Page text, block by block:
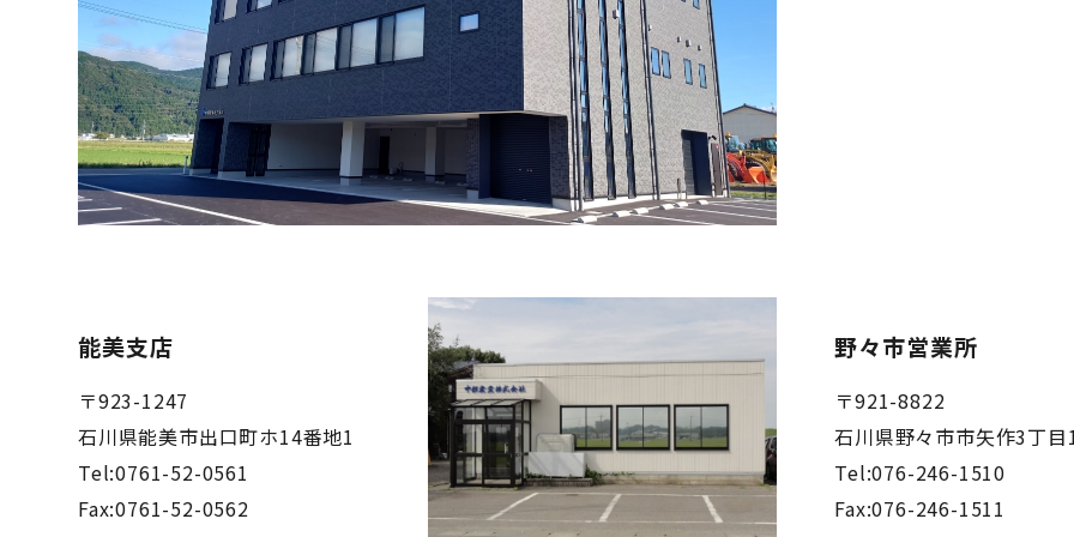
能美支店
〒923-1247
石川県能美市出口町ホ14番地1
Tel:0761-52-0561
Fax:0761-52-0562
野々市営業所
〒921-8822
石川県野々市市矢作3丁
Tel:076-246-1510
Fax:076-246-1511